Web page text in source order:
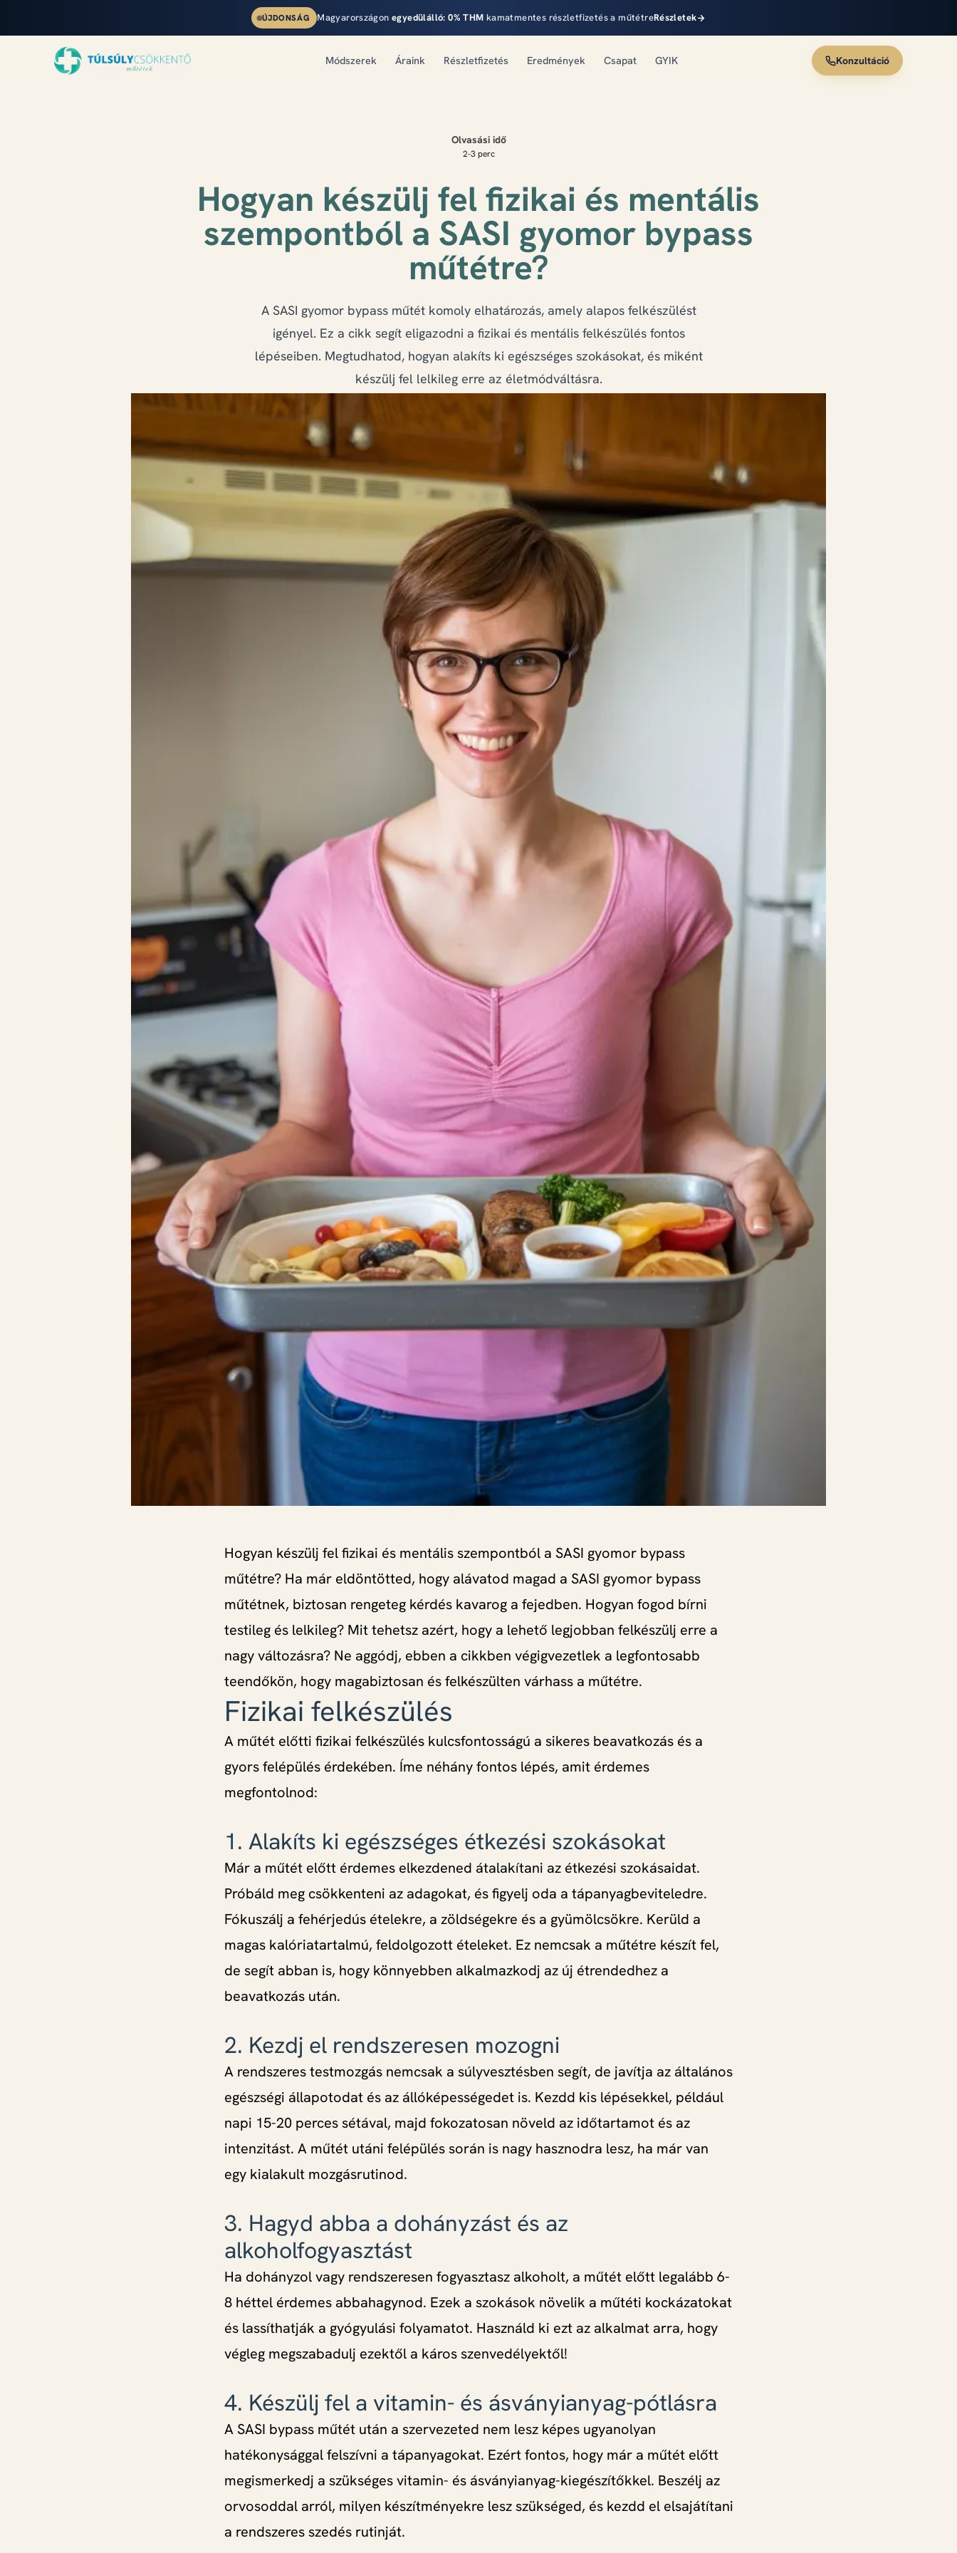
ÚJDONSÁG Magyarországonegyedülálló: 0% THM kamatmentes részletfizetés a műtétreRészletek
Módszerek Áraink Részletfizetés Eredmények Csapat GYIK Konzultáció
Olvasási idő
2-3 perc
Hogyan készülj fel fizikai és mentális
szempontból a SASI gyomor bypass
műtétre?
A SASI gyomor bypass műtét komoly elhatározás, amely alapos felkészülést
igényel. Ez a cikk segít eligazodni a fizikai és mentális felkészülés fontos
lépéseiben. Megtudhatod, hogyan alakíts ki egészséges szokásokat, és miként
készülj fel lelkileg erre az életmódváltásra.
Hogyan készülj fel fizikai és mentális szempontból a SASI gyomor bypass
műtétre? Ha már eldöntötted, hogy alávatod magad a SASI gyomor bypass
műtétnek, biztosan rengeteg kérdés kavarog a fejedben. Hogyan fogod bírni
testileg és lelkileg? Mit tehetsz azért, hogy a lehető legjobban felkészülj erre a
nagy változásra? Ne aggódj, ebben a cikkben végigvezetlek a legfontosabb
teendőkön, hogy magabiztosan és felkészülten várhass a műtétre.
Fizikai felkészülés
A műtét előtti fizikai felkészülés kulcsfontosságú a sikeres beavatkozás és a
gyors felépülés érdekében. Íme néhány fontos lépés, amit érdemes
megfontolnod:
1. Alakíts ki egészséges étkezési szokásokat
Már a műtét előtt érdemes elkezdened átalakítani az étkezési szokásaidat.
Próbáld meg csökkenteni az adagokat, és figyelj oda a tápanyagbeviteledre.
Fókuszálj a fehérjedús ételekre, a zöldségekre és a gyümölcsökre. Kerüld a
magas kalóriatartalmú, feldolgozott ételeket. Ez nemcsak a műtétre készít fel,
de segít abban is, hogy könnyebben alkalmazkodj az új étrendedhez a
beavatkozás után.
2. Kezdj el rendszeresen mozogni
A rendszeres testmozgás nemcsak a súlyvesztésben segít, de javítja az általános
egészségi állapotodat és az állóképességedet is. Kezdd kis lépésekkel, például
napi 15-20 perces sétával, majd fokozatosan növeld az időtartamot és az
intenzitást. A műtét utáni felépülés során is nagy hasznodra lesz, ha már van
egy kialakult mozgásrutinod.
3. Hagyd abba a dohányzást és az
alkoholfogyasztást
Ha dohányzol vagy rendszeresen fogyasztasz alkoholt, a műtét előtt legalább 6-
8 héttel érdemes abbahagynod. Ezek a szokások növelik a műtéti kockázatokat
és lassíthatják a gyógyulási folyamatot. Használd ki ezt az alkalmat arra, hogy
végleg megszabadulj ezektől a káros szenvedélyektől!
4. Készülj fel a vitamin- és ásványianyag-pótlásra
A SASI bypass műtét után a szervezeted nem lesz képes ugyanolyan
hatékonysággal felszívni a tápanyagokat. Ezért fontos, hogy már a műtét előtt
megismerkedj a szükséges vitamin- és ásványianyag-kiegészítőkkel. Beszélj az
orvosoddal arról, milyen készítményekre lesz szükséged, és kezdd el elsajátítani
a rendszeres szedés rutinját.